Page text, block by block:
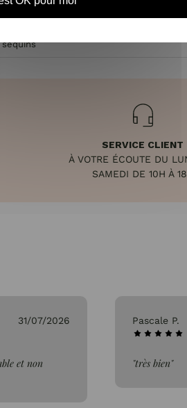
sequins
SERVICE CLIENT
À VOTRE ÉCOUTE DU
SAMEDI DE 10H À
31/07/2026
et non
Pascale P.
"très bien"